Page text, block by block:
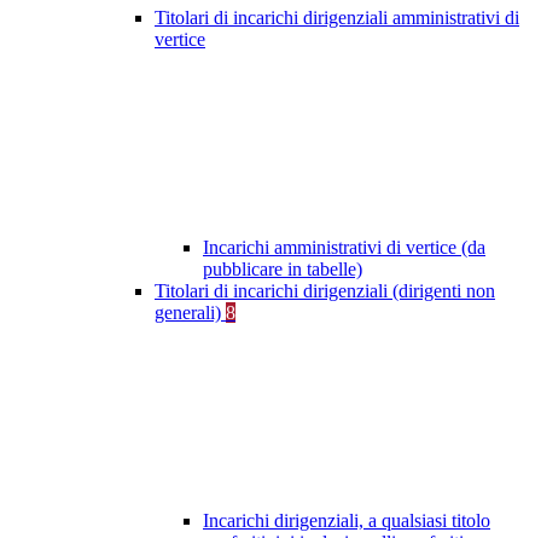
Titolari di incarichi dirigenziali amministrativi di
vertice
Incarichi amministrativi di vertice (da
pubblicare in tabelle)
Titolari di incarichi dirigenziali (dirigenti non
generali) 8
Incarichi dirigenziali, a qualsiasi titolo